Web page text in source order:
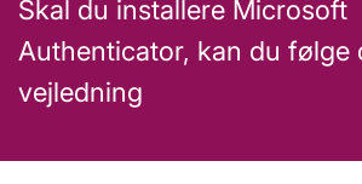
Skal du installere Microsoft
Authenticator, kan du følge
vejledning